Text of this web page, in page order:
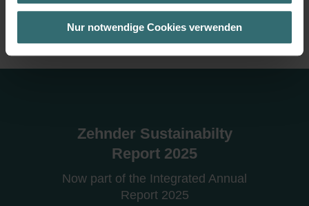
Besuchsverlauf auf unserer Website verwenden, um Ihnen die
bestmögliche Nutzererfahrung zu ermöglichen und Ihnen
selbstverständlich über einen Link in der Datenschutzerklärung
Zehnder Group AG: Data Privacy
Zehnder Group België nv/sa: Déclarations de confidentialité
Zehnder Group Czech Republic s.r.o.: Zásady ochrany
osobních údajů
Zehnder Group France: Protection des données
Zehnder Group Ibérica SAU: Política de privacidad
Nur notwendige Cookies verwenden
Zehnder Sustainabilty
Report 2025
Now part of the Integrated Annual
Report 2025